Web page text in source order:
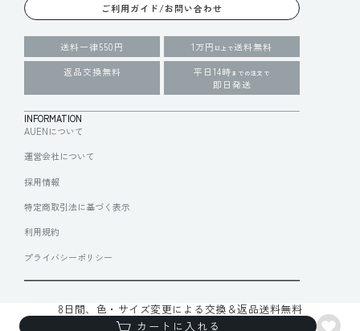
8日間、色・サイズ変更による交換＆返品送料無料
カートに入れる
ご利用ガイド/お問い合わせ
送料一律550円 1万円 以上で送料無料
返品交換無料
平日14時 までの注文で
即日発送
INFORMATION
AUENについて
運営会社について
採用情報
特定商取引法に基づく表示
利用規約
プライバシーポリシー
© 2025 Draft Inc.